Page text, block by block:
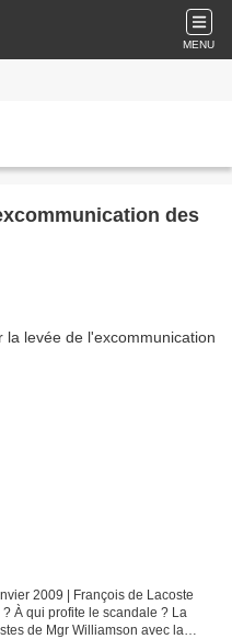
MENU
des
2009 | François de Lacoste
À qui profite le scandale ? La
de Mgr Williamson avec la